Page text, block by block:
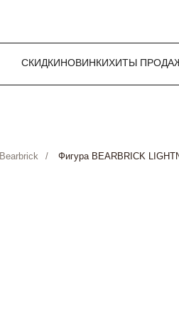
СКИДКИНОВИНКИХИТЫ
Bearbrick / Фигура BEARBRICK